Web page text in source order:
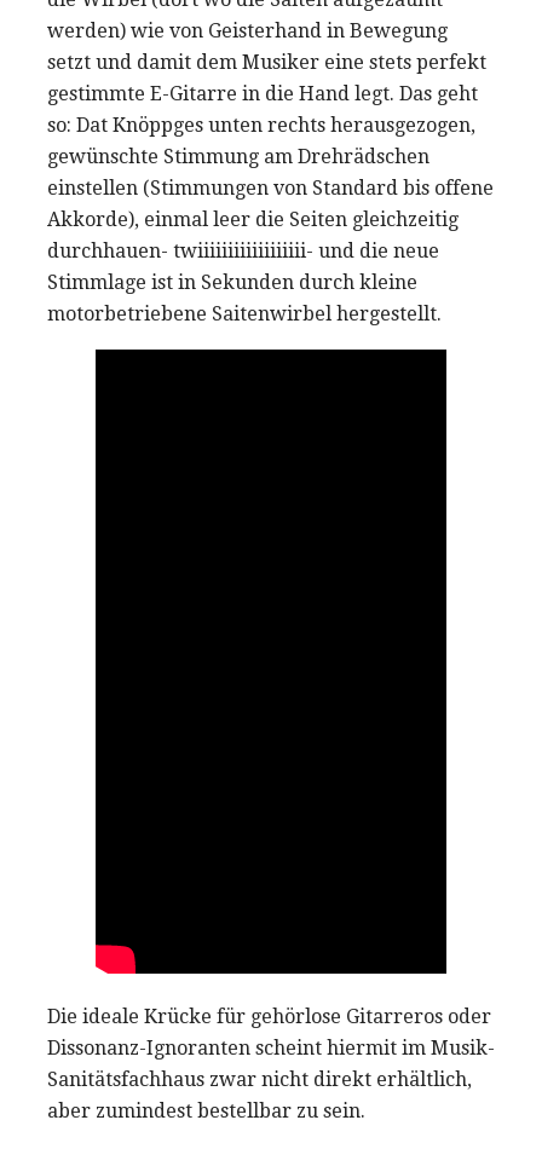
werden) wie von Geisterhand in Bewegung
setzt und damit dem Musiker eine stets perfekt
gestimmte E-Gitarre in die Hand legt. Das geht
so: Dat Knöppges unten rechts herausgezogen,
gewünschte Stimmung am Drehrädschen
einstellen (Stimmungen von Standard bis offene
Akkorde), einmal leer die Seiten gleichzeitig
durchhauen- twiiiiiiiiiiiiiiiiii- und die neue
Stimmlage ist in Sekunden durch kleine
motorbetriebene Saitenwirbel hergestellt.
Die ideale Krücke für gehörlose Gitarreros oder
Dissonanz-Ignoranten scheint hiermit im Musik-
Sanitätsfachhaus zwar nicht direkt erhältlich,
aber zumindest bestellbar zu sein.